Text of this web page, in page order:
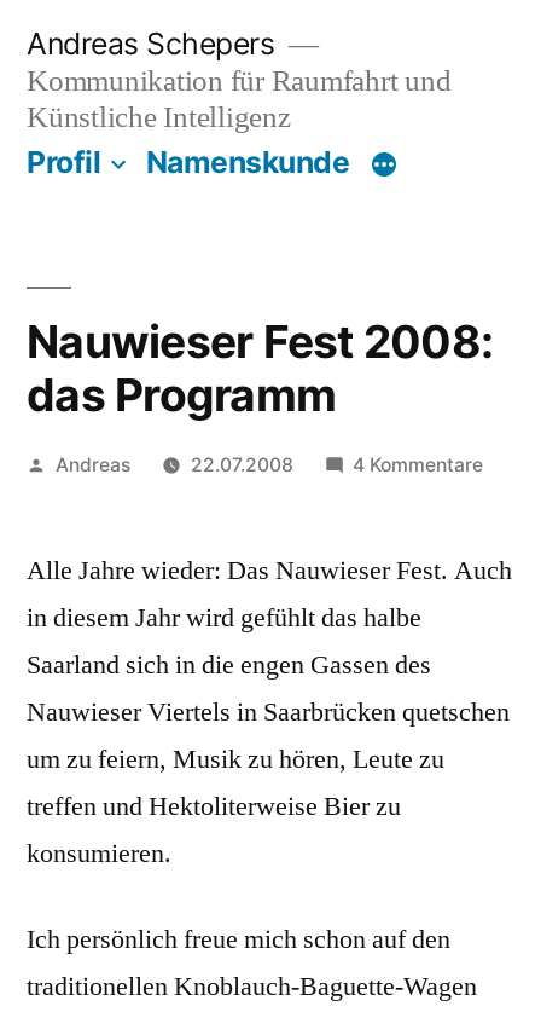
Inhalt
springen
Andreas Schepers
Kommunikation für Raumfahrt und
Künstliche Intelligenz
Profil Namenskunde
Nauwieser Fest 2008:
das Programm
Veröffentlicht
Andreas 22.07.2008 4 Kommentarezu
2008:
Alle Jahre wieder: Das Nauwieser Fest. Auch
in diesem Jahr wird gefühlt das halbe
Saarland sich in die engen Gassen des
Nauwieser Viertels in Saarbrücken quetschen
um zu feiern, Musik zu hören, Leute zu
treffen und Hektoliterweise Bier zu
konsumieren.
Ich persönlich freue mich schon auf den
traditionellen Knoblauch-Baguette-Wagen